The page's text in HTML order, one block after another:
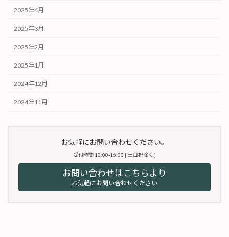
2025年4月
2025年3月
2025年2月
2025年1月
2024年12月
2024年11月
お気軽にお問い合わせください。
受付時間 10:00-16:00 [ 土日祝除く ]
お問い合わせはこちらより
お気軽にお問い合わせください